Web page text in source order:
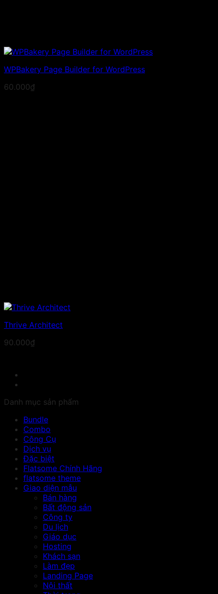
WPBakery Page Builder for WordPress
60.000₫
Thrive Architect
90.000₫
Danh mục sản phẩm
Bundle
Combo
Công Cụ
Dịch vụ
Đặc biệt
Flatsome Chính Hãng
flatsome theme
Giao diện mẫu
Bán hàng
Bất động sản
Công ty
Du lịch
Giáo dục
Hosting
Khách sạn
Làm đẹp
Landing Page
Nội thất